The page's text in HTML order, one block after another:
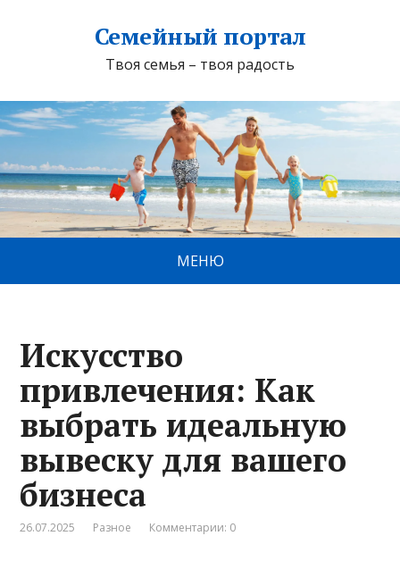
Семейный портал
Твоя семья – твоя радость
МЕНЮ
Искусство
привлечения: Как
выбрать идеальную
вывеску для вашего
бизнеса
26.07.2025 Разное Комментарии: 0